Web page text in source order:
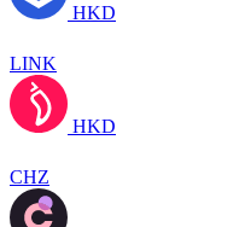
HKD
LINK
HKD
CHZ